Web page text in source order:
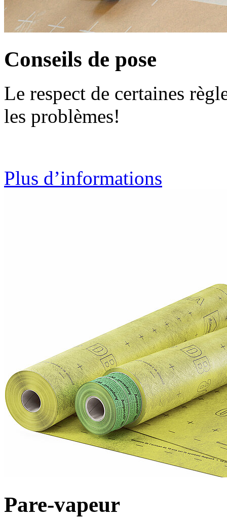
Conseils de pose
Le respect de certaines
les problèmes!
Plus d’informations
Pare-vapeur